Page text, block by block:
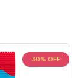
30% OFF